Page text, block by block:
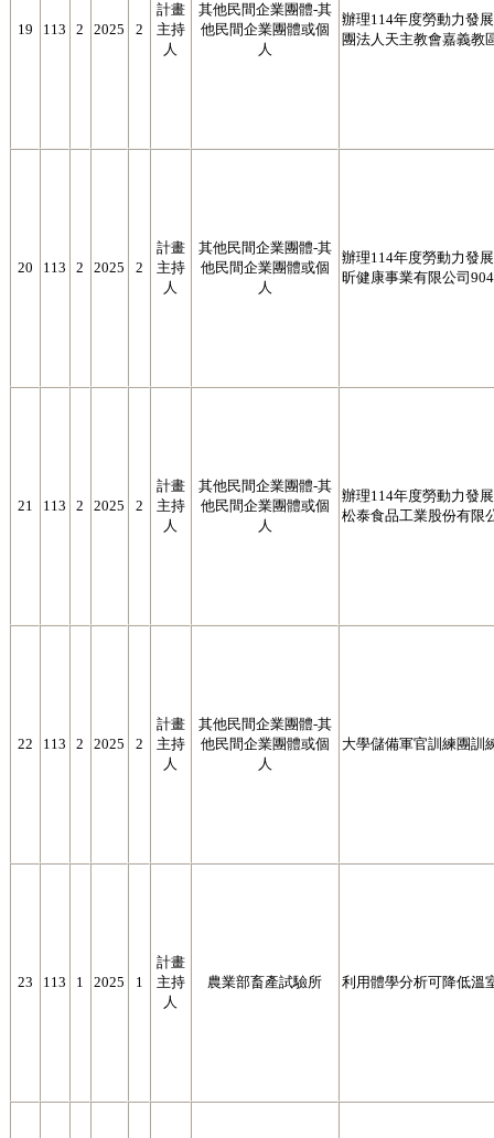
19 113 2 2025 2
計畫
主持
人
其他民間企業團體-其
他民間企業團體或個
人
辦理114年度勞動力發
團法人天主教會嘉義教
20 113 2 2025 2
計畫
主持
人
其他民間企業團體-其
他民間企業團體或個
人
辦理114年度勞動力發
昕健康事業有限公司
21 113 2 2025 2
計畫
主持
人
其他民間企業團體-其
他民間企業團體或個
人
辦理114年度勞動力發
松泰食品工業股份有限
22 113 2 2025 2
計畫
主持
人
其他民間企業團體-其
他民間企業團體或個
人
大學儲備軍官訓練團訓
23 113 1 2025 1
計畫
主持
人
農業部畜產試驗所 利用體學分析可降低溫